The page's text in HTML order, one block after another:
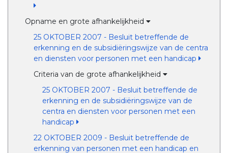
Opname en grote afhankelijkheid
25 OKTOBER 2007 - Besluit betreffende de
erkenning en de subsidiëringswijze van de centra
en diensten voor personen met een handicap
Criteria van de grote afhankelijkheid
25 OKTOBER 2007 - Besluit betreffende de
erkenning en de subsidiëringswijze van de
centra en diensten voor personen met een
handicap
22 OKTOBER 2009 - Besluit betreffende de
erkenning van personen met een handicap en